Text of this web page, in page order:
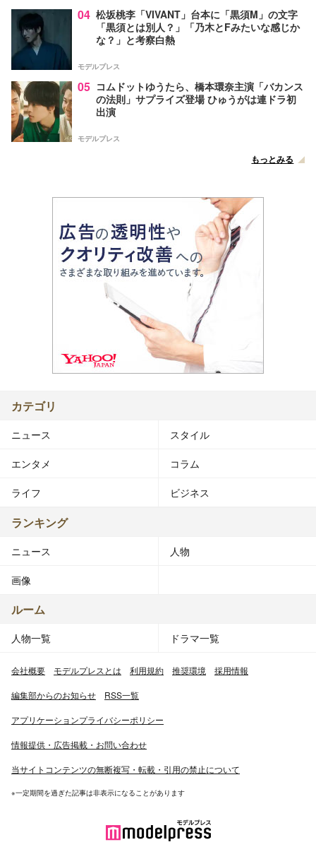
04 松坂桃李「VIVANT」台本に「黒須M」の文字
「黒須とは別人？」「乃木とFみたいな感じか
な？」と考察白熱
モデルプレス
05 コムドットゆうたら、橋本環奈主演「バカンス
の法則」サプライズ登場 ひゅうがは連ドラ初
出演
モデルプレス
もっとみる
カテゴリ
ニュース スタイル
エンタメ コラム
ライフ ビジネス
ランキング
ニュース 人物
画像
ルーム
人物一覧 ドラマ一覧
会社概要 モデルプレスとは 利用規約 推奨環境 採用情報
編集部からのお知らせ RSS一覧
アプリケーションプライバシーポリシー
情報提供・広告掲載・お問い合わせ
当サイトコンテンツの無断複写・転載・引用の禁止について
※一定期間を過ぎた記事は非表示になることがあります